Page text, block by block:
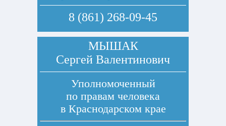
8 (861) 268-09-45
МЫШАК
Сергей Валентинович
Уполномоченный
по правам человека
в Краснодарском крае